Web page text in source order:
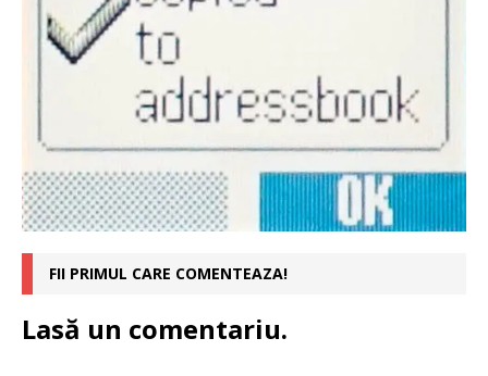
FII PRIMUL CARE COMENTEAZA!
Lasă un comentariu.